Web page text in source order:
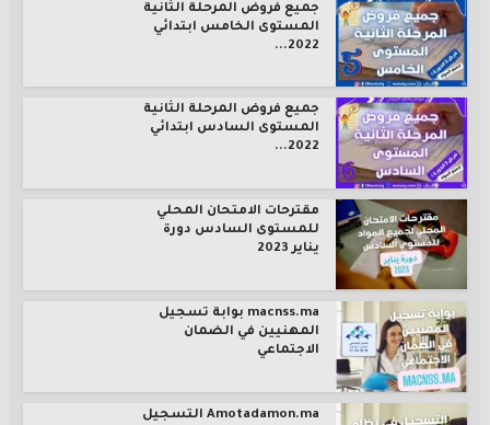
جميع فروض المرحلة الثانية
المستوى الخامس ابتدائي
2022...
جميع فروض المرحلة الثانية
المستوى السادس ابتدائي
2022...
مقترحات الامتحان المحلي
للمستوى السادس دورة
يناير 2023
macnss.ma بوابة تسجيل
المهنيين في الضمان
الاجتماعي
Amotadamon.ma التسجيل